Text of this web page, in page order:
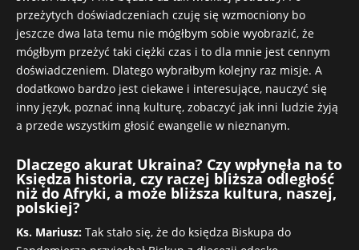
przeżytych doświadczeniach czuję się wzmocniony bo
jeszcze dwa lata temu nie mógłbym sobie wyobrazić, że
mógłbym przeżyć taki ciężki czas i to dla mnie jest cennym
doświadczeniem. Dlatego wybrałbym kolejny raz misje. A
dodatkowo bardzo jest ciekawe i interesujące, nauczyć się
inny język, poznać inną kulturę, zobaczyć jak inni ludzie żyją
a przede wszystkim głosić ewangelie w nieznanym.
Dlaczego akurat Ukraina? Czy wpłynęła na to
Księdza historia, czy raczej bliższa odległość
niż do Afryki, a może bliższa kultura, naszej,
polskiej?
Ks. Mariusz: Tak stało się, że do księdza Biskupa do